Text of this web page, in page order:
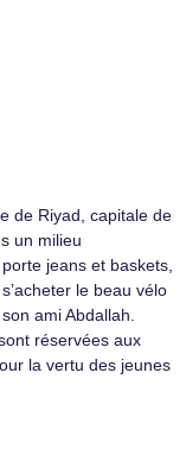
de Riyad, capitale de
un milieu
jeans et baskets,
le beau vélo
ami Abdallah.
réservées aux
la vertu des jeunes